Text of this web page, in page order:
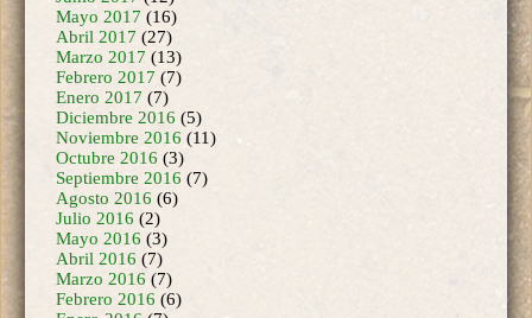
Abril 2017(27)
Marzo 2017(13)
Febrero 2017(7)
Enero 2017(7)
Diciembre 2016
Noviembre 2016(11)
Octubre 2016(3)
Septiembre 2016(7)
Agosto 2016(6)
Julio 2016(2)
Mayo 2016(3)
Abril 2016(7)
Marzo 2016(7)
Febrero 2016(6)
Enero 2016(7)